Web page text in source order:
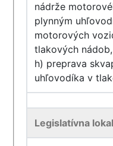
nádrže
plynným
motorových
tlakových nádob,
h) preprava
uhľovodíka v
Legislatívna